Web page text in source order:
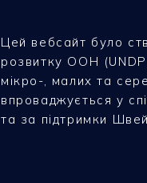
Цей вебсайт було
розвитку ООН
мікро-, малих та
впроваджується у
та за підтримки